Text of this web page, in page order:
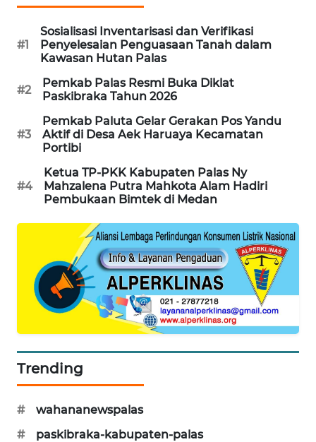
#1
Sosialisasi Inventarisasi dan Verifikasi
Penyelesaian Penguasaan Tanah dalam
Kawasan Hutan Palas
#2
Pemkab Palas Resmi Buka Diklat
Paskibraka Tahun 2026
#3
Pemkab Paluta Gelar Gerakan Pos Yandu
Aktif di Desa Aek Haruaya Kecamatan
Portibi
#4
Ketua TP-PKK Kabupaten Palas Ny
Mahzalena Putra Mahkota Alam Hadiri
Pembukaan Bimtek di Medan
Trending
#
wahananewspalas
#
paskibraka-kabupaten-palas
NEWS
NEWS
ANUGERAH
NEWS
AKHLAK
ID
PERAPKI
SONYA
ASA
NEWS